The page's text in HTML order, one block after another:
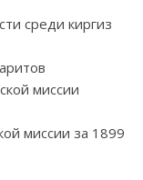
среди киргиз
миссии
миссии за 1899